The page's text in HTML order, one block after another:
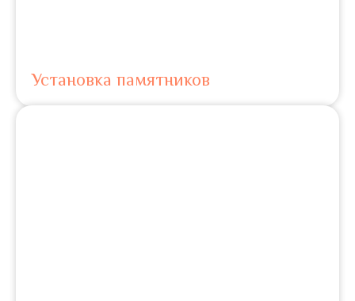
Установка памятников